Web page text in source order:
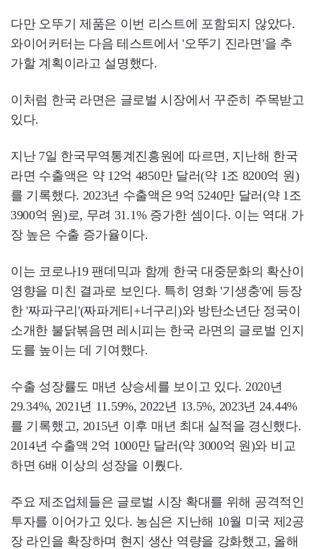
다만 오뚜기 제품은 이번 리스트에 포함되지 않았다.
와이어커터는 다음 테스트에서 '오뚜기 진라면'을 추
가할 계획이라고 설명했다.
이처럼 한국 라면은 글로벌 시장에서 꾸준히 주목받고
있다.
지난 7일 한국무역통계진흥원에 따르면, 지난해 한국
라면 수출액은 약 12억 4850만 달러(약 1조 8200억 원)
를 기록했다. 2023년 수출액은 9억 5240만 달러(약 1조
3900억 원)로, 무려 31.1% 증가한 셈이다. 이는 역대 가
장 높은 수출 증가율이다.
이는 코로나19 팬데믹과 함께 한국 대중문화의 확산이
영향을 미친 결과로 보인다. 특히 영화 '기생충'에 등장
한 '짜파구리'(짜파게티+너구리)와 방탄소년단 정국이
소개한 불닭볶음면 레시피는 한국 라면의 글로벌 인지
도를 높이는 데 기여했다.
수출 성장률도 매년 상승세를 보이고 있다. 2020년
29.34%, 2021년 11.59%, 2022년 13.5%, 2023년 24.44%
를 기록했고, 2015년 이후 매년 최대 실적을 경신했다.
2014년 수출액 2억 1000만 달러(약 3000억 원)와 비교
하면 6배 이상의 성장을 이뤘다.
주요 제조업체들은 글로벌 시장 확대를 위해 공격적인
투자를 이어가고 있다. 농심은 지난해 10월 미국 제2공
장 라인을 확장하며 현지 생산 역량을 강화했고, 올해